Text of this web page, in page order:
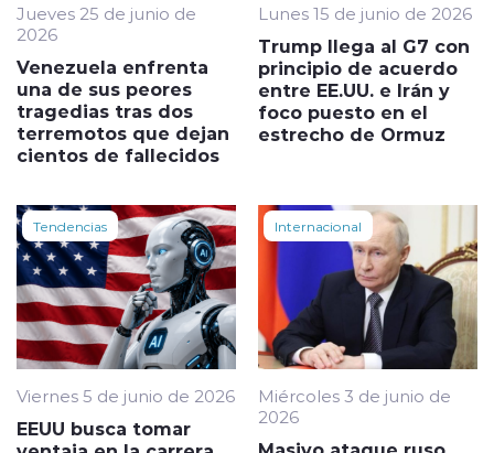
Jueves 25 de junio de
2026
Venezuela enfrenta
una de sus peores
tragedias tras dos
terremotos que dejan
cientos de fallecidos
Lunes 15 de junio de 2026
Trump llega al G7 con
principio de acuerdo
entre EE.UU. e Irán y
foco puesto en el
estrecho de Ormuz
Tendencias
Viernes 5 de junio de 2026
EEUU busca tomar
Internacional
Miércoles 3 de junio de
2026